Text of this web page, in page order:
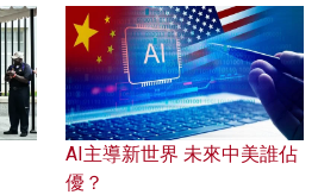
AI主導新世界 未來中美誰佔
優？